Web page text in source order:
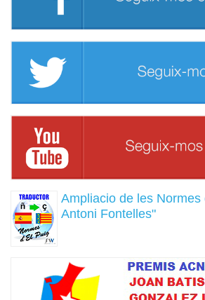
Ampliacio de les Normes
Antoni Fontelles"